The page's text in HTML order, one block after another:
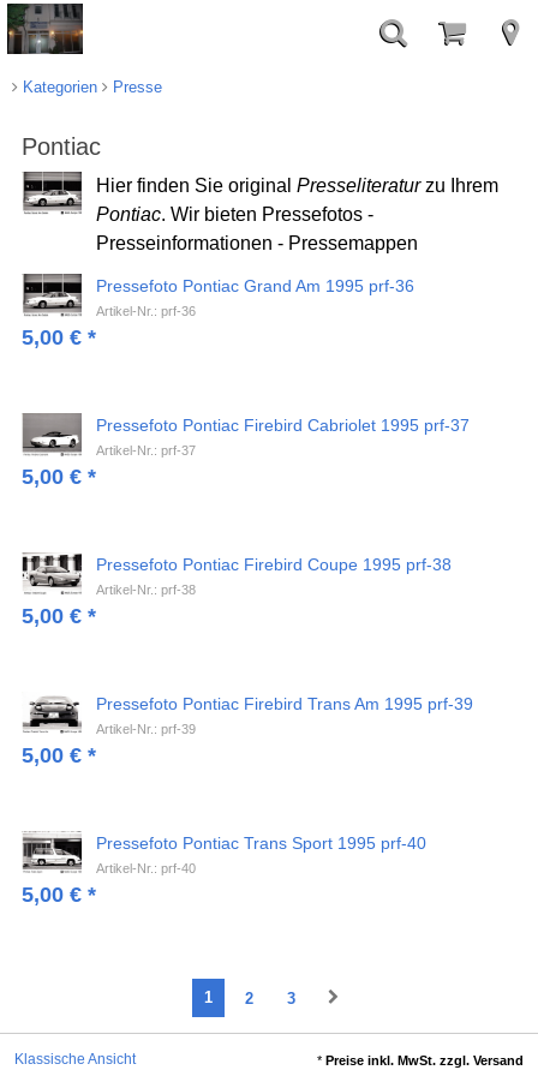
Kategorien Presse
Pontiac
Hier finden Sie original Presseliteraturzu Ihrem
Pontiac. Wir bieten Pressefotos -
Presseinformationen - Pressemappen
Pressefoto Pontiac Grand Am 1995 prf-36
Artikel-Nr.: prf-36
5,00 €*
Pressefoto Pontiac Firebird Cabriolet 1995 prf-37
Artikel-Nr.: prf-37
5,00 €*
Pressefoto Pontiac Firebird Coupe 1995 prf-38
Artikel-Nr.: prf-38
5,00 €*
Pressefoto Pontiac Firebird Trans Am 1995 prf-39
Artikel-Nr.: prf-39
5,00 €*
Pressefoto Pontiac Trans Sport 1995 prf-40
Artikel-Nr.: prf-40
5,00 €*
1 2 3
Klassische Ansicht *Preise inkl. MwSt. zzgl. Versand